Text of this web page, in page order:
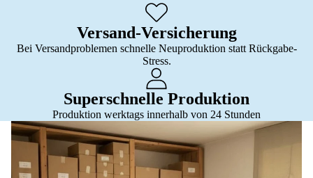
Versand-Versicherung
Bei Versandproblemen schnelle Neuproduktion statt Rückgabe-
Stress.
Superschnelle Produktion
Produktion werktags innerhalb von 24 Stunden